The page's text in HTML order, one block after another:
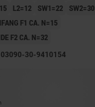
L2=12 SW1=22 SW2=30
F1 CA. N=15
F2 CA. N=32
03090-30-9410154